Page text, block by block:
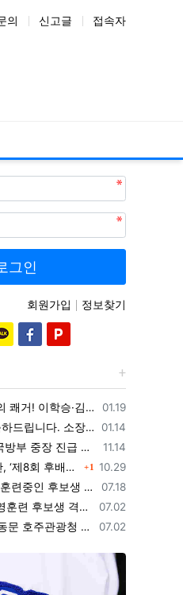
의 신고글 접속자
그인
회원가입 정보찾기
등록일
01.19
보생, ‘2026 美 대학 특별리더십 연수’ 선발
등록일
01.14
장 서필석(34기/공병).황주봉(36기/보병).김희찬(36기/기갑)
등록일
11.14
중장 진급 인사
등록일
10.29
열어.. 장학기금 3억 7,620만원 조성 1
등록일
07.18
인 후보생 위문 후기
등록일
07.02
려방문 안내 - 7월9일(수)
등록일
07.02
주 추억전에 한국화 최초 초청 전시회